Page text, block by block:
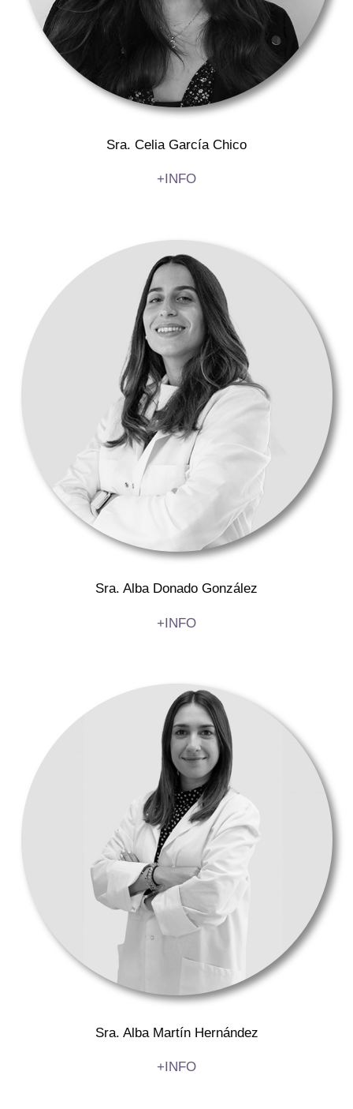
Sra. Celia García Chico
+INFO
Sra. Alba Donado González
+INFO
Sra. Alba Martín Hernández
+INFO